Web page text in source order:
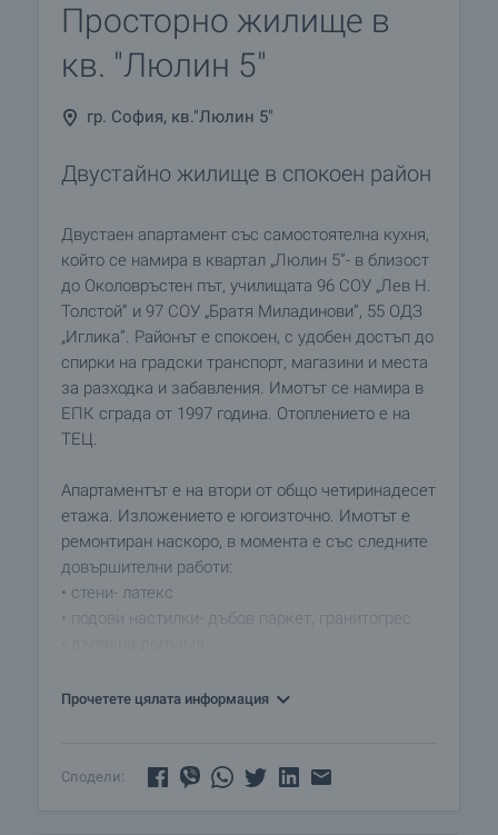
Просторно жилище в
кв. "Люлин 5"
гр. София, кв."Люлин 5"
Двустайно жилище в спокоен район
Двустаен апартамент със самостоятелна кухня,
който се намира в квартал „Люлин 5”- в близост
до Околовръстен път, училищата 96 СОУ „Лев Н.
Толстой” и 97 СОУ „Братя Миладинови”, 55 ОДЗ
„Иглика”. Районът е спокоен, с удобен достъп до
спирки на градски транспорт, магазини и места
за разходка и забавления. Имотът се намира в
ЕПК сграда от 1997 година. Отоплението е на
ТЕЦ.
Апартаментът е на втори от общо четиринадесет
етажа. Изложението е югоизточно. Имотът е
ремонтиран наскоро, в момента е със следните
довършителни работи:
• стени- латекс
• подови настилки- дъбов паркет, гранитогрес
монтирана е вана
обединяването на кухнята и дневната и
Прочетете цялата информация
Сподели: